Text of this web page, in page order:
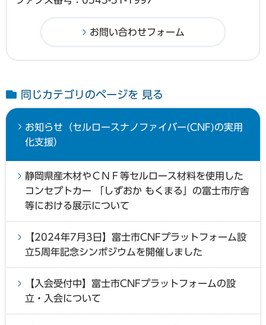
同じカテゴリのページを 見る
お知らせ（セルロースナノファイバー(CNF)の実用
化支援）
静岡県産木材やＣＮＦ等セルロース材料を使用した
コンセプトカー 「しずおか もくまる」の富士市庁舎
等における展示について
【2024年7月3日】富士市CNFプラットフォーム設
立5周年記念シンポジウムを開催しました
【入会受付中】富士市CNFプラットフォームの設
立・入会について